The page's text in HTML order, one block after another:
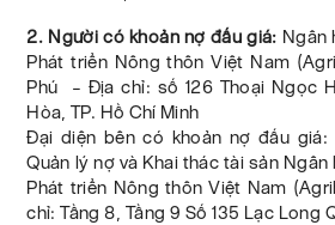
2. Người có khoản nợ đấu giá: Ngân
Phát triển Nông thôn Việt Nam
Phú – Địa chỉ: số 126 Thoại Ngọc
Hòa, TP. Hồ Chí Minh
Đại diện bên có khoản nợ đấu giá:
Quản lý nợ và Khai thác tài sản
Phát triển Nông thôn Việt Nam
chỉ: Tầng 8, Tầng 9 Số 135 Lạc Long